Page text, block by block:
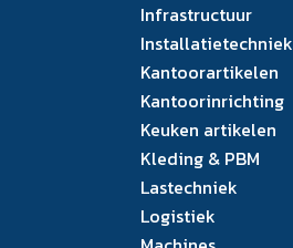
Infrastructuur
Installatietechniek
Kantoorartikelen
Kantoorinrichting
Keuken artikelen
Kleding & PBM
Lastechniek
Logistiek